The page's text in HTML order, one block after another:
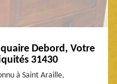
Debord, Votre
31430
à Saint Araille,